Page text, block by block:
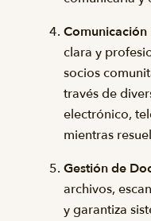
Comunicación
clara y
socios
través de
electrónico,
mientras
Gestión de
archivos,
y garantiza